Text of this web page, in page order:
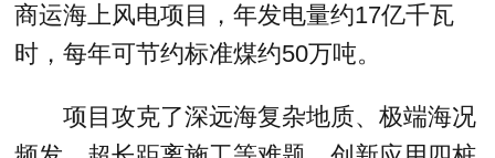
商运海上风电项目，年发电量约17亿千瓦
时，每年可节约标准煤约50万吨。
项目攻克了深远海复杂地质、极端海况